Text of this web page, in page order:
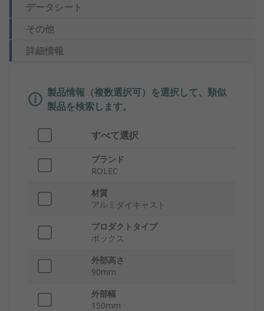
データシート
その他
詳細情報
製品情報（複数選択可）を選択して、類似
製品を検索します。
すべて選択
ブランド
ROLEC
材質
アルミダイキャスト
プロダクトタイプ
ボックス
外部高さ
90mm
外部幅
150mm